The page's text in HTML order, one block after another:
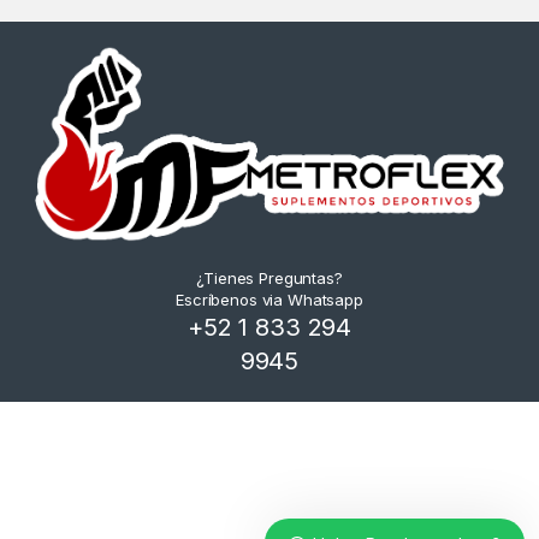
¿Tienes Preguntas?
Escríbenos via Whatsapp
+52 1 833 294
9945